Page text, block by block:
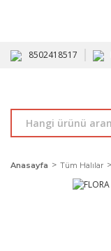
8502418517
Anasayfa Tüm Halılar